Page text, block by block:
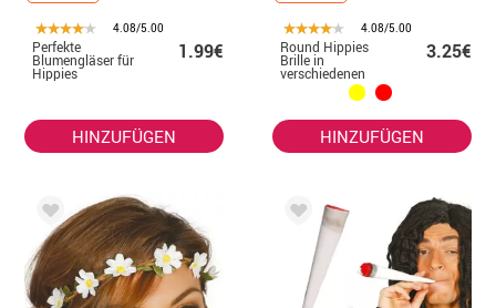
4.08/5.00
Perfekte
Blumengläser für
Hippies
1.99€
HINZUFÜGEN
4.08/5.00
Round Hippies
Brille in
verschiedenen
3.25€
HINZUFÜGEN